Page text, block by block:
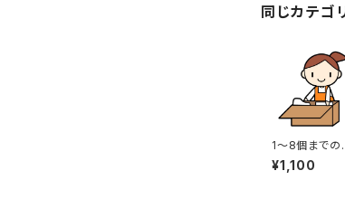
同じカテゴ
1〜8個までの
包セット✳︎8個ま
では必ず必要
¥1,100